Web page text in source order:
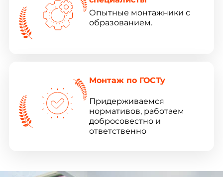
Опытные монтажники с
образованием.
Монтаж по ГОСТу
Придерживаемся
нормативов, работаем
добросовестно и
ответственно